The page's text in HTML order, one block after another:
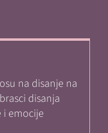
na disanje na
disanja
i emocije